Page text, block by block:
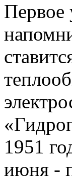
Первое
1951
июня -